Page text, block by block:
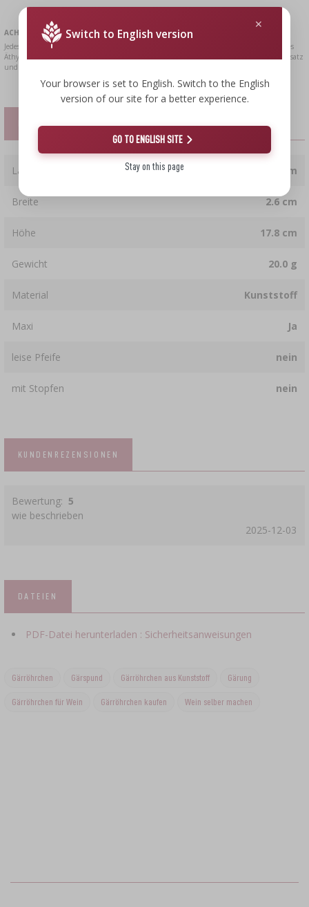
ACHTUNG!
Jedes Land besitzt eigene rechtliche Regulierungen, die die Prinzipien der Erzeugung des
Äthylalkohols, Weinerzeugnisse und Spirituserzeugnisse und ihre Einführung zum Umsatz
und die auch Sanktionen keiner Anpassung diesen Regulationen betreffen.
EIGENSCHAFTEN
Länge 6.5 cm
Breite 2.6 cm
Höhe 17.8 cm
Gewicht 20.0 g
Material Kunststoff
Maxi Ja
leise Pfeife nein
mit Stopfen nein
KUNDENREZENSIONEN
Bewertung: 5
wie beschrieben
2025-12-03
DATEIEN
PDF-Datei herunterladen : Sicherheitsanweisungen
Gärröhrchen Gärspund Gärröhrchen aus Kunststoff Gärung
Gärröhrchen für Wein Gärröhrchen kaufen Wein selber machen
Switch to English version
Your browser is set to English. Switch to the English
version of our site for a better experience.
GO TO ENGLISH SITE
Stay on this page